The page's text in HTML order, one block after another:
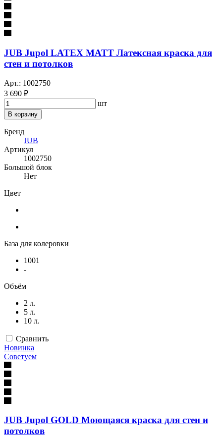
JUB Jupol LATEX MATT Латексная краска для
стен и потолков
Арт.: 1002750
3 690 ₽
шт
В корзину
Бренд
JUB
Артикул
1002750
Большой блок
Нет
Цвет
База для колеровки
1001
-
Объём
2 л.
5 л.
10 л.
Сравнить
Новинка
Советуем
JUB Jupol GOLD Моющаяся краска для стен и
потолков